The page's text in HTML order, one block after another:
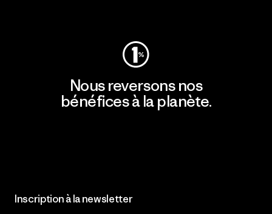
Nous reversons nos
bénéfices à la planète.
Inscription à la newsletter